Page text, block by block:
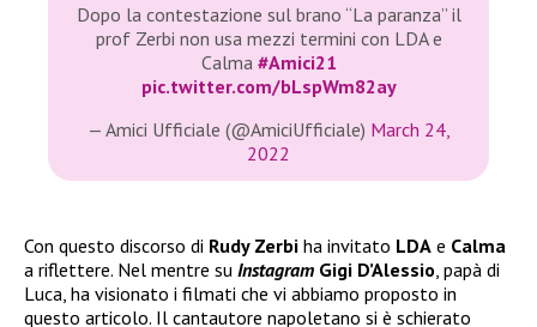
Dopo la contestazione sul brano “La paranza” il
prof Zerbi non usa mezzi termini con LDA e
Calma #Amici21
pic.twitter.com/bLspWm82ay
— Amici Ufficiale (@AmiciUfficiale) March 24,
2022
Con questo discorso di Rudy Zerbi ha invitato LDA e Calma
a riflettere. Nel mentre su Instagram Gigi D’Alessio , papà di
Luca, ha visionato i filmati che vi abbiamo proposto in
questo articolo. Il cantautore napoletano si è schierato